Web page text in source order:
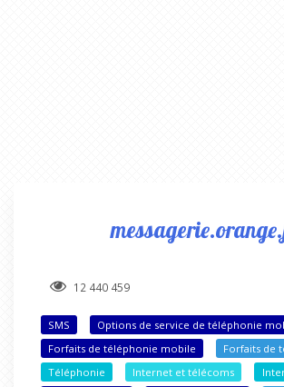
12 440 459
SMS
Options de service de téléphonie
Forfaits de téléphonie mobile
Forfaits de
Téléphonie
Internet et télécoms